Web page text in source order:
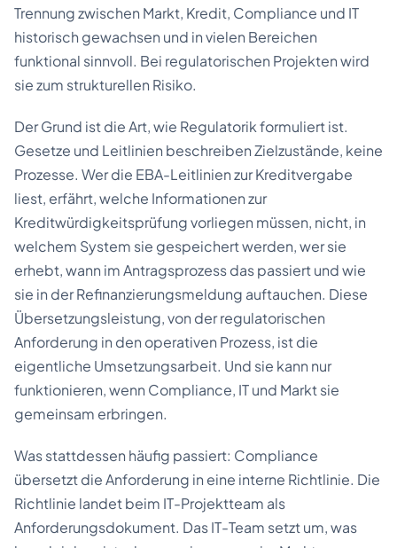
Trennung zwischen Markt, Kredit, Compliance und IT
historisch gewachsen und in vielen Bereichen
funktional sinnvoll. Bei regulatorischen Projekten wird
sie zum strukturellen Risiko.
Der Grund ist die Art, wie Regulatorik formuliert ist.
Gesetze und Leitlinien beschreiben Zielzustände, keine
Prozesse. Wer die EBA-Leitlinien zur Kreditvergabe
liest, erfährt, welche Informationen zur
Kreditwürdigkeitsprüfung vorliegen müssen, nicht, in
welchem System sie gespeichert werden, wer sie
erhebt, wann im Antragsprozess das passiert und wie
sie in der Refinanzierungsmeldung auftauchen. Diese
Übersetzungsleistung, von der regulatorischen
Anforderung in den operativen Prozess, ist die
eigentliche Umsetzungsarbeit. Und sie kann nur
funktionieren, wenn Compliance, IT und Markt sie
gemeinsam erbringen.
Was stattdessen häufig passiert: Compliance
übersetzt die Anforderung in eine interne Richtlinie. Die
Richtlinie landet beim IT-Projektteam als
Anforderungsdokument. Das IT-Team setzt um, was